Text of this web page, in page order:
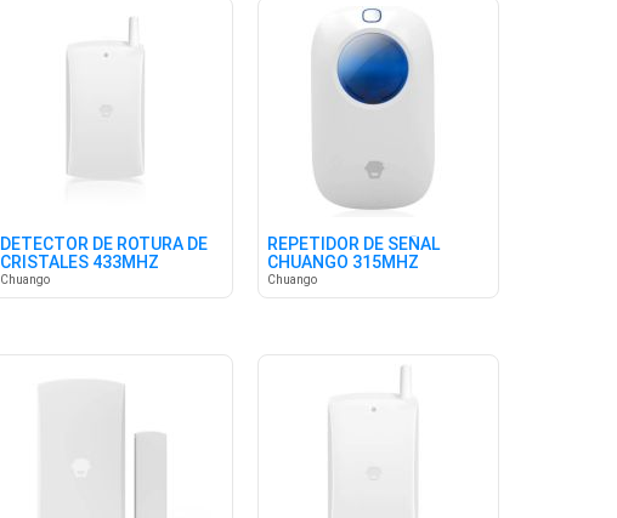
DETECTOR DE ROTURA DE
CRISTALES 433MHZ
Chuango
REPETIDOR DE SEÑAL
CHUANGO 315MHZ
Chuango